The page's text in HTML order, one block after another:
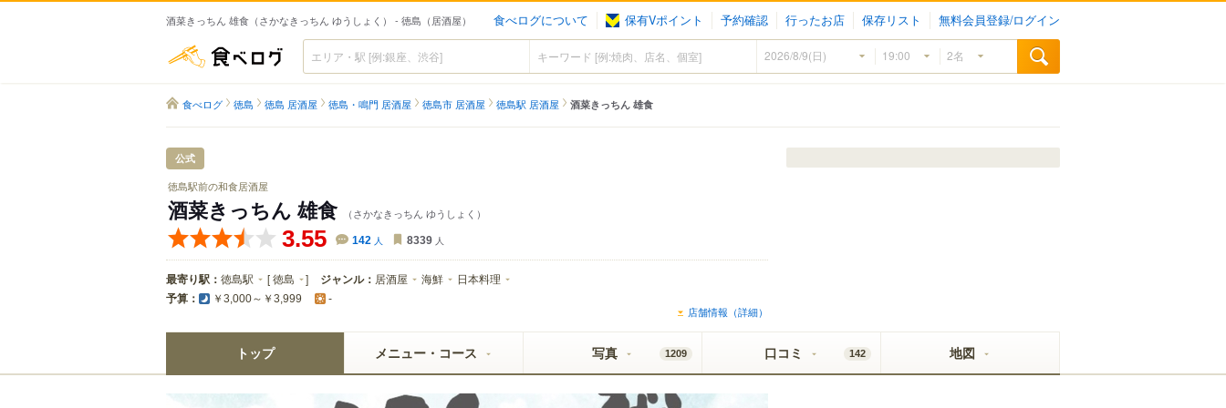
酒菜きっちん 雄食（さかなきっちん ゆうしょく） - 徳島（居酒屋） 食べログについて 保有Vポイント 予約確認 行ったお店 保存リスト 無料会員登録/ログイン
食べログ
食べログ 徳島 徳島 居酒屋 徳島・鳴門 居酒屋 徳島市 居酒屋 徳島駅 居酒屋 酒菜きっちん 雄食
公式
徳島駅前の和食居酒屋
酒菜きっちん 雄食 （さかなきっちん ゆうしょく）
3.55 142 人 8339 人
最寄り駅： 徳島駅 [徳島 ] ジャンル： 居酒屋 海鮮 日本料理
予算： ￥3,000～￥3,999 -
店舗情報（詳細）
トップ メニュー・コース 写真 1209 口コミ 142 地図